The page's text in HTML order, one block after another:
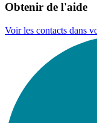
Obtenir de l'aide
Voir les contacts dans